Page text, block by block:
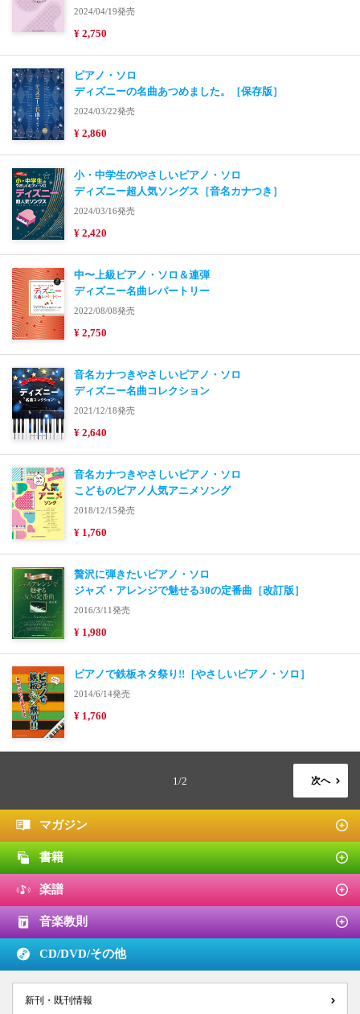
2024/04/19発売
¥ 2,750
ピアノ・ソロ
ディズニーの名曲あつめました。［保存版］
2024/03/22発売
¥ 2,860
小・中学生のやさしいピアノ・ソロ
ディズニー超人気ソングス［音名カナつき］
2024/03/16発売
¥ 2,420
中〜上級ピアノ・ソロ＆連弾
ディズニー名曲レパートリー
2022/08/08発売
¥ 2,750
音名カナつきやさしいピアノ・ソロ
ディズニー名曲コレクション
2021/12/18発売
¥ 2,640
音名カナつきやさしいピアノ・ソロ
こどものピアノ人気アニメソング
2018/12/15発売
¥ 1,760
贅沢に弾きたいピアノ・ソロ
ジャズ・アレンジで魅せる30の定番曲［改訂版］
2016/3/11発売
¥ 1,980
ピアノで鉄板ネタ祭り!!［やさしいピアノ・ソロ］
2014/6/14発売
¥ 1,760
1/2 次へ
マガジン
書籍
楽譜
音楽教則
CD/DVD/その他
新刊・既刊情報